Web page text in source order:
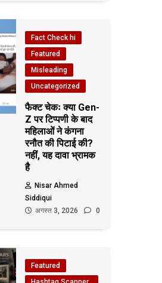
Fact Check hi
Featured
Misleading
Uncategorized
फैक्ट चेकः क्या Gen-
Z पर टिप्पणी के बाद
महिलाओं ने कंगना
रनौत की पिटाई की?
नहीं, यह दावा भ्रामक
है
Nisar Ahmed
Siddiqui
अगस्त 3, 2026
0
Featured